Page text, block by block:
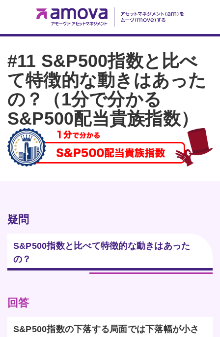
#11 S&P500指数と比べ
て特徴的な動きはあった
の？（1分で分かる
S&P500配当貴族指数）
疑問
S&P500指数と比べて特徴的な動きはあった
の？
回答
S&P500指数の下落する局面では下落幅が小さ